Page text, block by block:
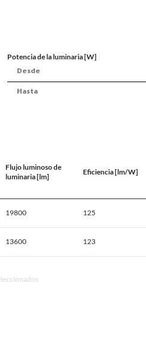
Potencia de la luminaria [W]
Flujo luminoso de
luminaria [lm]
Eficiencia [lm/W]
19800 125
13600 123